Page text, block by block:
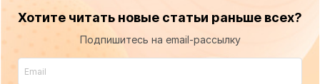
Хотите читать новые статьи раньше всех?
Подпишитесь на email-рассылку